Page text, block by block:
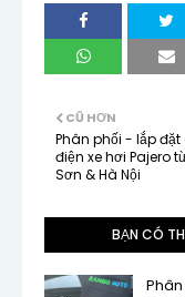
CŨ HƠN
Phân phối - lắp đặt
điện xe hơi Pajero
Sơn & Hà Nội
BẠN CÓ
Phân